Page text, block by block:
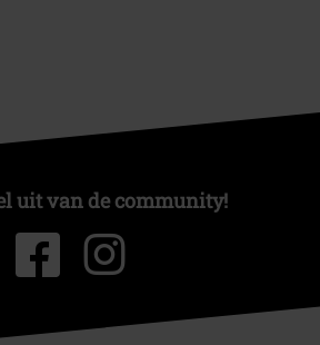
uit van de community!